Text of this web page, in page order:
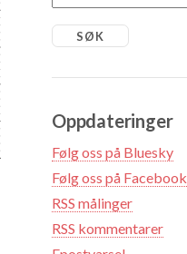
Oppdateringer
Følg oss på Bluesky
Følg oss på Facebook
RSS målinger
RSS kommentarer